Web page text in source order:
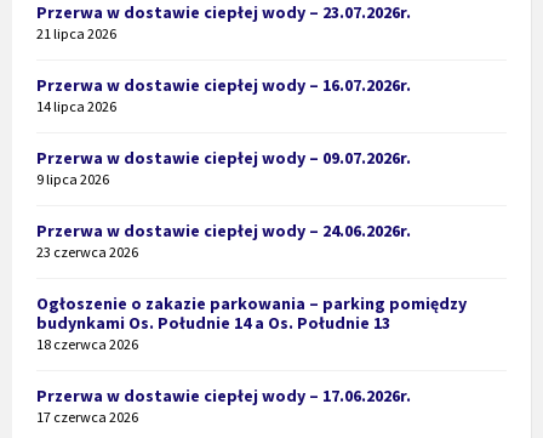
Przerwa w dostawie ciepłej wody – 23.07.2026r.
21 lipca 2026
Przerwa w dostawie ciepłej wody – 16.07.2026r.
14 lipca 2026
Przerwa w dostawie ciepłej wody – 09.07.2026r.
9 lipca 2026
Przerwa w dostawie ciepłej wody – 24.06.2026r.
23 czerwca 2026
Ogłoszenie o zakazie parkowania – parking pomiędzy
budynkami Os. Południe 14 a Os. Południe 13
18 czerwca 2026
Przerwa w dostawie ciepłej wody – 17.06.2026r.
17 czerwca 2026